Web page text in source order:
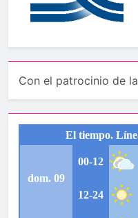
Con el patrocinio de la